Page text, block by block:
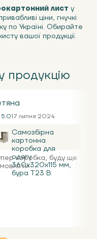
лист у
ціни, гнучкі
по Україні. Обирайте
вашої продукції.
5.017 липня 2024
Самозбірна
картонна
коробка для
одягу
360х320х115 мм,
бура Т23 В
коробка, буду ще
...